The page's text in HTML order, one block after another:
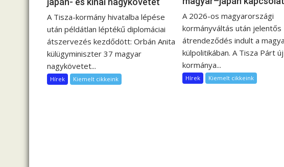
ó
A Tisza-kormány hivatalba lépése
után példátlan léptékű diplomáciai
átszervezés kezdődött: Orbán Anita
külügyminiszter 37 magyar
nagykövetet...
Hírek Kiemelt cikkeink
A 2026-os magyarországi
kormányváltás után jelentős
átrendeződés indult a
külpolitikában. A Tisza Párt új
kormánya...
Hírek Kiemelt cikkeink